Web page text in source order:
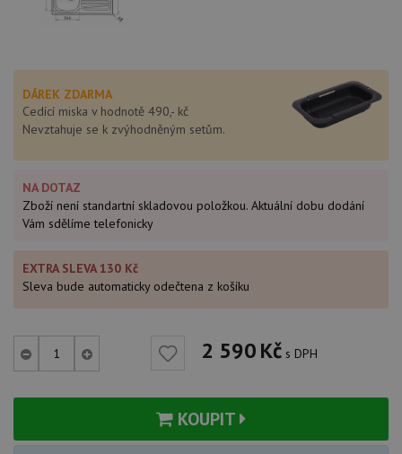
DÁREK ZDARMA
Cedící miska v hodnotě 490,- kč
Nevztahuje se k zvýhodněným setům.
NA DOTAZ
Zboží není standartní skladovou položkou. Aktuální dobu dodání
Vám sdělíme telefonicky
EXTRA SLEVA 130 Kč
Sleva bude automaticky odečtena z košíku
2 590Kč s DPH
KOUPIT